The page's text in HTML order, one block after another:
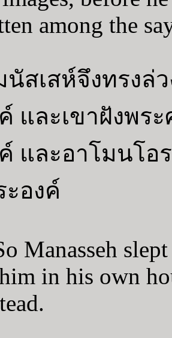
among the
นัสเสห์จึงทรง
และเขาฝังพร
และอาโมนโอ
องค์
Manasseh
in his own